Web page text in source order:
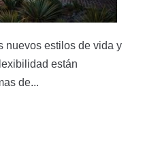
nuevos estilos de vida y
están
de...